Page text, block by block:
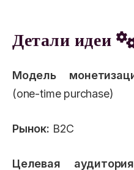
Детали идеи
Модель
(one-time purchase)
Рынок: B2C
Целевая